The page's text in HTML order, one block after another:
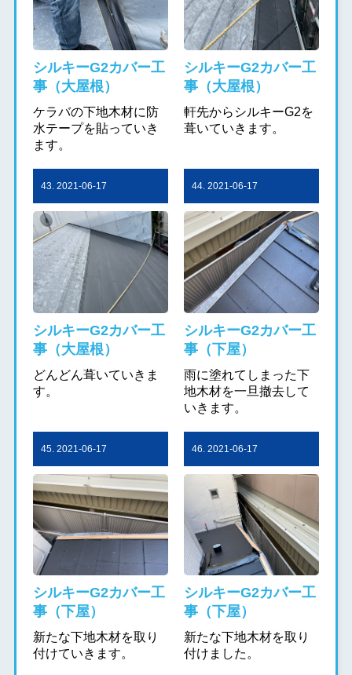
シルキーG2カバー工
事（大屋根）
ケラバの下地木材に防
水テープを貼っていき
ます。
シルキーG2カバー工
事（大屋根）
軒先からシルキーG2を
葺いていきます。
43. 2021-06-17
シルキーG2カバー工
事（大屋根）
どんどん葺いていきま
す。
44. 2021-06-17
シルキーG2カバー工
事（下屋）
雨に塗れてしまった下
地木材を一旦撤去して
いきます。
45. 2021-06-17
シルキーG2カバー工
事（下屋）
新たな下地木材を取り
付けていきます。
46. 2021-06-17
シルキーG2カバー工
事（下屋）
新たな下地木材を取り
付けました。